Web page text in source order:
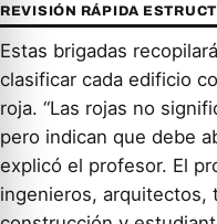
REVISIÓN RÁPIDA
Estas brigadas
clasificar cada edificio
roja. “Las rojas no
pero indican que debe
explicó el profesor. El
ingenieros, arquitectos,